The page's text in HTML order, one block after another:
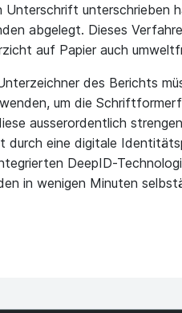
Unterschrift unterschrieben
abgelegt. Dieses
auf Papier auch
des Berichts
um die
ausserordentlich
durch eine digitale
DeepID-
in wenigen Minuten